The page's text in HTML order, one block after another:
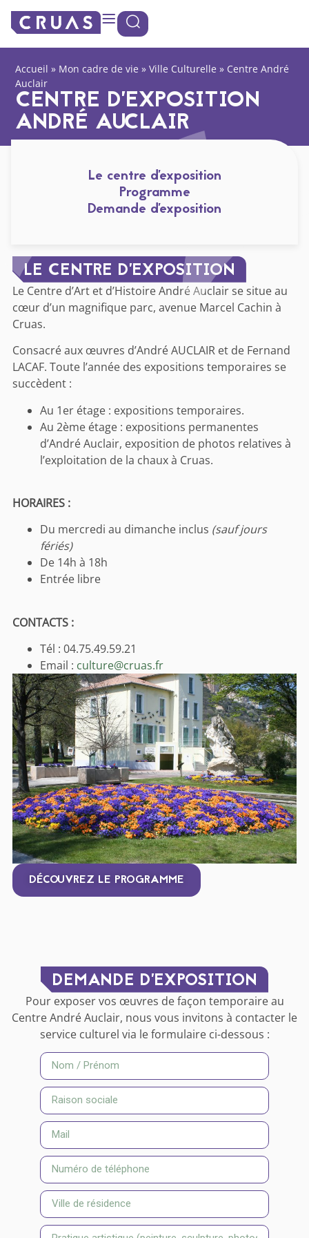
Panneau de gestion des cookies
principal
Accueil » Mon cadre de vie »Ville Culturelle » Centre André
Auclair
CENTRE D’EXPOSITION
ANDRÉ AUCLAIR
Le centre d'exposition
Programme
Demande d'exposition
LE CENTRE D’EXPOSITION
Le Centre d’Art et d’Histoire André Auclair se situe au
cœur d’un magnifique parc, avenue Marcel Cachin à
Cruas.
Consacré aux œuvres d’André AUCLAIR et de Fernand
LACAF. Toute l’année des expositions temporaires se
succèdent :
Au 1er étage : expositions temporaires.
Au 2ème étage : expositions permanentes
d’André Auclair, exposition de photos relatives à
l’exploitation de la chaux à Cruas.
HORAIRES :
Du mercredi au dimanche inclus (sauf jours
fériés)
De 14h à 18h
Entrée libre
CONTACTS :
Tél : 04.75.49.59.21
Email : culture@cruas.fr
DÉCOUVREZ LE PROGRAMME
DEMANDE D’EXPOSITION
Pour exposer vos œuvres de façon temporaire au
Centre André Auclair, nous vous invitons à contacter le
service culturel via le formulaire ci-dessous :